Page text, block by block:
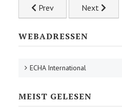
Previous article: Univ.-
Prev Next
Next
WEBADRESSEN
ECHA International
MEIST GELESEN